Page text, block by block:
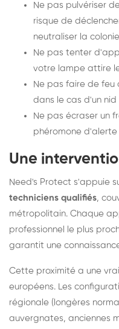
Ne pas pulvériser
risque de
neutraliser la colonie
Ne pas tenter
votre lampe attire
Ne pas faire de feu
dans le cas d'un
Ne pas écraser un
phéromone
Une
Need's Protect s'appuie
techniciens qualifiés,
métropolitain. Chaque
professionnel le plus
garantit une
Cette proximité a une
européens. Les
régionale (longères
auvergnates, anciennes